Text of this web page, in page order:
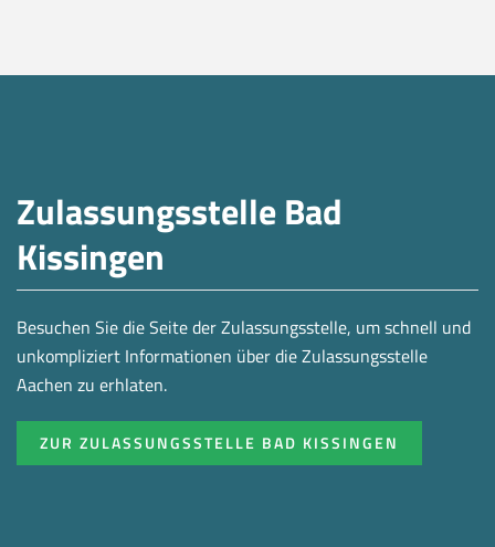
Zulassungsstelle Bad
Kissingen
Besuchen Sie die Seite der Zulassungsstelle, um schnell und
unkompliziert Informationen über die Zulassungsstelle
Aachen zu erhlaten.
ZUR ZULASSUNGSSTELLE BAD KISSINGEN